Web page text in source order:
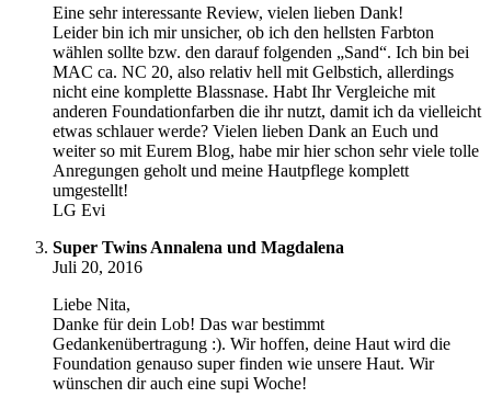
Eine sehr interessante Review, vielen lieben Dank!
Leider bin ich mir unsicher, ob ich den hellsten Farbton
wählen sollte bzw. den darauf folgenden „Sand“. Ich bin bei
MAC ca. NC 20, also relativ hell mit Gelbstich, allerdings
nicht eine komplette Blassnase. Habt Ihr Vergleiche mit
anderen Foundationfarben die ihr nutzt, damit ich da vielleicht
etwas schlauer werde? Vielen lieben Dank an Euch und
weiter so mit Eurem Blog, habe mir hier schon sehr viele tolle
Anregungen geholt und meine Hautpflege komplett
umgestellt!
LG Evi
Super Twins Annalena und Magdalena
Juli 20, 2016
Liebe Nita,
Danke für dein Lob! Das war bestimmt
Gedankenübertragung :). Wir hoffen, deine Haut wird die
Foundation genauso super finden wie unsere Haut. Wir
wünschen dir auch eine supi Woche!